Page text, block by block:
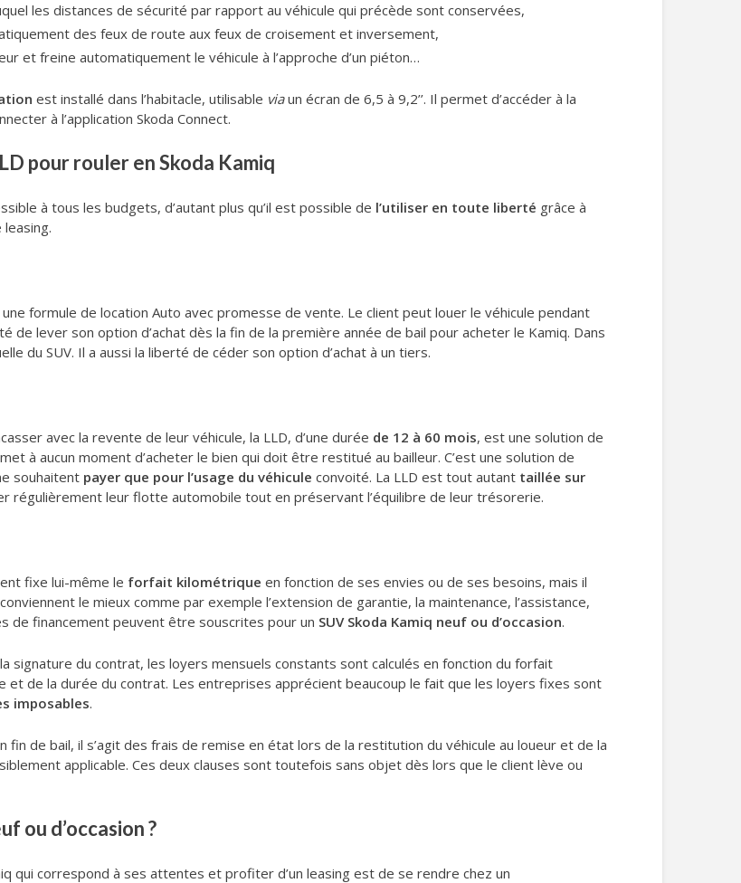
les distances de sécurité par rapport au véhicule qui précède sont conservées,
des feux de route aux feux de croisement et inversement,
et freine automatiquement le véhicule à l’approche d’un piéton…
est installé dans l’habitacle, utilisable viaun écran de 6,5 à 9,2’’. Il permet d’accéder à la
à l’application Skoda Connect.
pour rouler en Skoda Kamiq
à tous les budgets, d’autant plus qu’il est possible de l’utiliser en toute liberté grâce à
formule de location Auto avec promesse de vente. Le client peut louer le véhicule pendant
lever son option d’achat dès la fin de la première année de bail pour acheter le Kamiq. Dans
du SUV. Il a aussi la liberté de céder son option d’achat à un tiers.
avec la revente de leur véhicule, la LLD, d’une durée de 12 à 60 mois, est une solution de
à aucun moment d’acheter le bien qui doit être restitué au bailleur. C’est une solution de
souhaitent payer que pour l’usage du véhicule convoité. La LLD est tout autant taillée sur
régulièrement leur flotte automobile tout en préservant l’équilibre de leur trésorerie.
fixe lui-même le forfait kilométrique en fonction de ses envies ou de ses besoins, mais il
le mieux comme par exemple l’extension de garantie, la maintenance, l’assistance,
de financement peuvent être souscrites pour un SUV Skoda Kamiq neuf ou d’occasion.
signature du contrat, les loyers mensuels constants sont calculés en fonction du forfait
et de la durée du contrat. Les entreprises apprécient beaucoup le fait que les loyers fixes sont
imposables.
de bail, il s’agit des frais de remise en état lors de la restitution du véhicule au loueur et de la
applicable. Ces deux clauses sont toutefois sans objet dès lors que le client lève ou
ou d’occasion ?
qui correspond à ses attentes et profiter d’un leasing est de se rendre chez un